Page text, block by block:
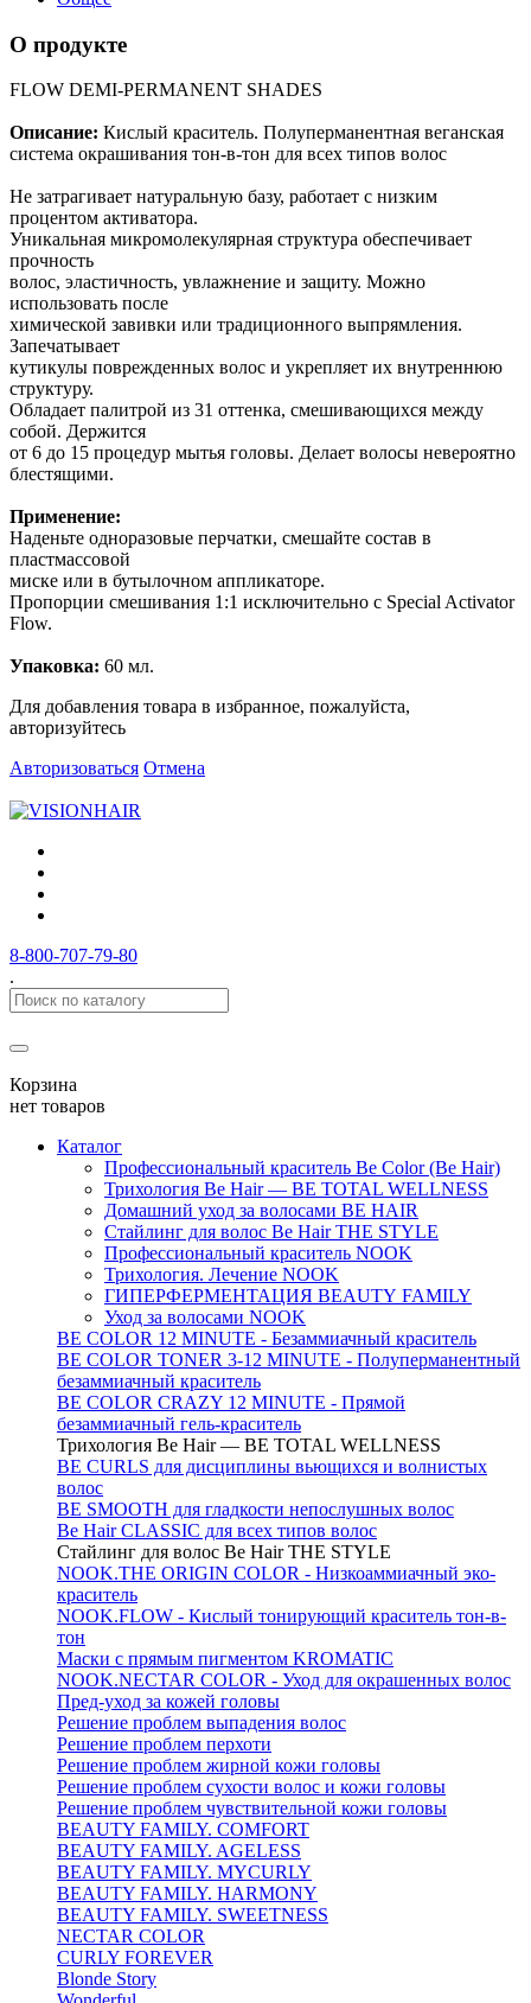
О продукте
FLOW DEMI-PERMANENT SHADES
Описание: Кислый краситель. Полуперманентная веганская
система окрашивания тон-в-тон для всех типов волос
Не затрагивает натуральную базу, работает с низким
процентом активатора.
Уникальная микромолекулярная структура обеспечивает
прочность
волос, эластичность, увлажнение и защиту. Можно
использовать после
химической завивки или традиционного выпрямления.
Запечатывает
кутикулы поврежденных волос и укрепляет их внутреннюю
структуру.
Обладает палитрой из 31 оттенка, смешивающихся между
собой. Держится
от 6 до 15 процедур мытья головы. Делает волосы невероятно
блестящими.
Применение:
Наденьте одноразовые перчатки, смешайте состав в
пластмассовой
миске или в бутылочном аппликаторе.
Пропорции смешивания 1:1 исключительно с Special Activator
Flow.
Упаковка: 60 мл.
Для добавления товара в избранное, пожалуйста,
авторизуйтесь
Авторизоваться Отмена
8-800-707-79-80
.
Корзина
нет товаров
Каталог
Профессиональный краситель Be Color (Be Hair)
Трихология Be Hair — BE TOTAL WELLNESS
Домашний уход за волосами BE HAIR
Стайлинг для волос Be Hair THE STYLE
Профессиональный краситель NOOK
Трихология. Лечение NOOK
ГИПЕРФЕРМЕНТАЦИЯ BEAUTY FAMILY
Уход за волосами NOOK
BE COLOR 12 MINUTE - Безаммиачный краситель
BE COLOR TONER 3-12 MINUTE - Полуперманентный
безаммиачный краситель
BE COLOR CRAZY 12 MINUTE - Прямой
безаммиачный гель-краситель
Трихология Be Hair — BE TOTAL WELLNESS
BE CURLS для дисциплины вьющихся и волнистых
волос
BE SMOOTH для гладкости непослушных волос
Be Hair CLASSIC для всех типов волос
Стайлинг для волос Be Hair THE STYLE
NOOK.THE ORIGIN COLOR - Низкоаммиачный эко-
краситель
NOOK.FLOW - Кислый тонирующий краситель тон-в-
тон
Маски с прямым пигментом KROMATIC
NOOK.NECTAR COLOR - Уход для окрашенных волос
Пред-уход за кожей головы
Решение проблем выпадения волос
Решение проблем перхоти
Решение проблем жирной кожи головы
Решение проблем сухости волос и кожи головы
Решение проблем чувствительной кожи головы
BEAUTY FAMILY. COMFORT
BEAUTY FAMILY. AGELESS
BEAUTY FAMILY. MYCURLY
BEAUTY FAMILY. HARMONY
BEAUTY FAMILY. SWEETNESS
NECTAR COLOR
CURLY FOREVER
Blonde Story